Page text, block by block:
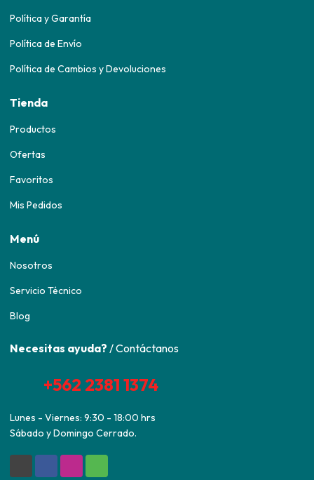
Política y Garantía
Política de Envío
Política de Cambios y Devoluciones
Tienda
Productos
Ofertas
Favoritos
Mis Pedidos
Menú
Nosotros
Servicio Técnico
Blog
Necesitas ayuda? / Contáctanos
+562 2381 1374
Lunes - Viernes: 9:30 - 18:00 hrs
Sábado y Domingo Cerrado.